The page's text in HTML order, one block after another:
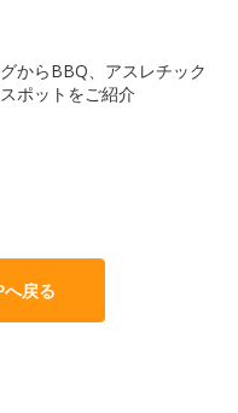
からBBQ、アスレチック
ポットをご紹介
戻る